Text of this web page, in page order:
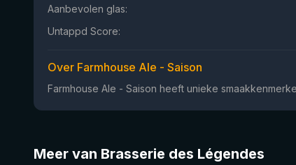
Aanbevolen glas:
Untappd Score:
Over Farmhouse Ale - Saison
Farmhouse Ale - Saison heeft unieke
Meer van Brasserie des Légendes
★3.68 ★